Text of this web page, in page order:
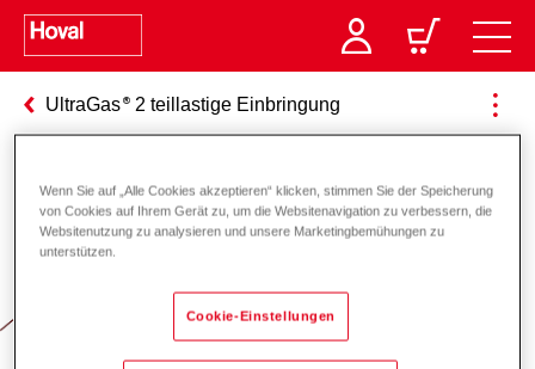
UltraGas 2 teillastige Einbringung
Verantwortung für Energie und
Wenn Sie auf „Alle Cookies akzeptieren“ klicken, stimmen Sie der Speicherung
von Cookies auf Ihrem Gerät zu, um die Websitenavigation zu verbessern, die
Websitenutzung zu analysieren und unsere Marketingbemühungen zu
unterstützen.
Cookie-Einstellungen